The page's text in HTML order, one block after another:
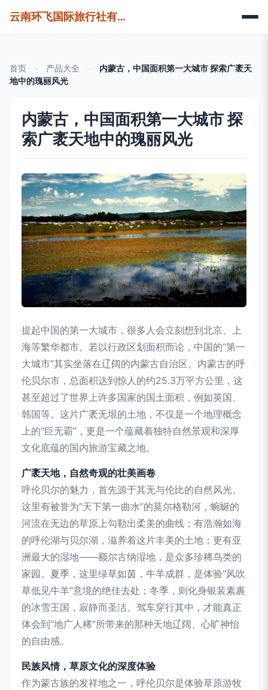
云南环飞国际旅行社有限公司
首页 产品大全
内蒙古，中国面积第一大城市 探索广袤天
地中的瑰丽风光
内蒙古，中国面积第一大城市 探
索广袤天地中的瑰丽风光
提起中国的第一大城市，很多人会立刻想到北京、上
海等繁华都市。若以行政区划面积而论，中国的“第一
大城市”其实坐落在辽阔的内蒙古自治区。内蒙古的呼
伦贝尔市，总面积达到惊人的约25.3万平方公里，这
甚至超过了世界上许多国家的国土面积，例如英国、
韩国等。这片广袤无垠的土地，不仅是一个地理概念
上的“巨无霸”，更是一个蕴藏着独特自然景观和深厚
文化底蕴的国内旅游宝藏之地。
广袤天地，自然奇观的壮美画卷
呼伦贝尔的魅力，首先源于其无与伦比的自然风光。
这里有被誉为“天下第一曲水”的莫尔格勒河，蜿蜒的
河流在无边的草原上勾勒出柔美的曲线；有浩瀚如海
的呼伦湖与贝尔湖，滋养着这片丰美的土地；更有亚
洲最大的湿地——额尔古纳湿地，是众多珍稀鸟类的
家园。夏季，这里绿草如茵，牛羊成群，是体验“风吹
草低见牛羊”意境的绝佳去处；冬季，则化身银装素裹
的冰雪王国，寂静而圣洁。驾车穿行其中，才能真正
体会到“地广人稀”所带来的那种天地辽阔、心旷神怡
的自由感。
民族风情，草原文化的深度体验
作为蒙古族的发祥地之一，呼伦贝尔是体验草原游牧